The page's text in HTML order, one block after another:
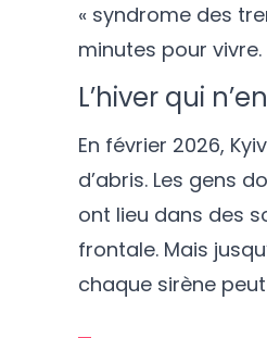
« syndrome des
minutes pour
L’hiver qui
En février 2026,
d’abris. Les gens
ont lieu dans des
frontale. Mais
chaque sirène